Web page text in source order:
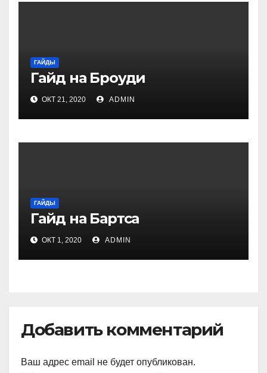
ГАЙДЫ
Гайд на Броуди
ОКТ 21, 2020 ADMIN
ГАЙДЫ
Гайд на Бартса
ОКТ 1, 2020 ADMIN
Добавить комментарий
Ваш адрес email не будет опубликован.